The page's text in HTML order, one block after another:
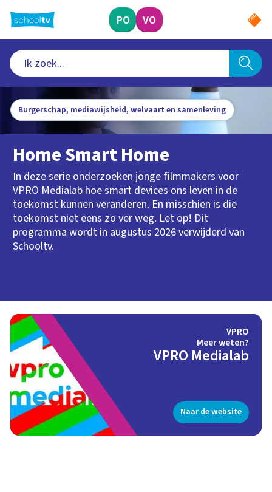
naar
hoofdinhoud
PO VO
Burgerschap, mediawijsheid, welvaart en samenleving
Home Smart Home
In deze serie onderzoeken jonge filmmakers voor
VPRO Medialab hoe smart devices ons leven in de
toekomst kunnen veranderen. En misschien is die
toekomst niet eens zo ver weg. Let op! Dit
programma wordt in augustus 2026 verwijderd van
Schooltv.
VPRO
Meer weten?
VPRO Medialab
Naar de website